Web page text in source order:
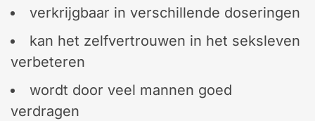
verkrijgbaar in verschillende doseringen
kan het zelfvertrouwen in het seksleven
verbeteren
wordt door veel mannen goed
verdragen